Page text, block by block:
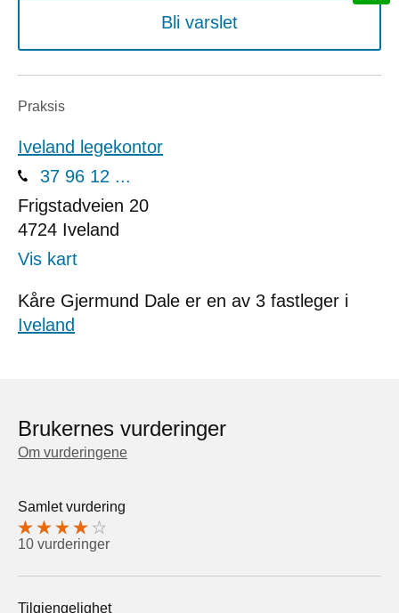
Bli varslet
Praksis
Iveland legekontor
37 96 12 ...
Frigstadveien 20
4724 Iveland
Vis kart
Kåre Gjermund Dale er en av 3 fastleger i
Iveland
Brukernes vurderinger
Om vurderingene
Samlet vurdering
10 vurderinger
Tilgjengelighet